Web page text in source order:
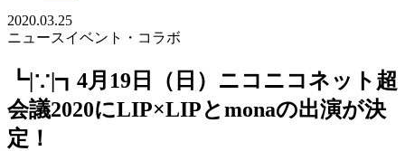
2020.03.25
ニュースイベント・コラボ
┗|∵|┓4月19日（日）ニコニコネット超
会議2020にLIP×LIPとmonaの出演が決
定！